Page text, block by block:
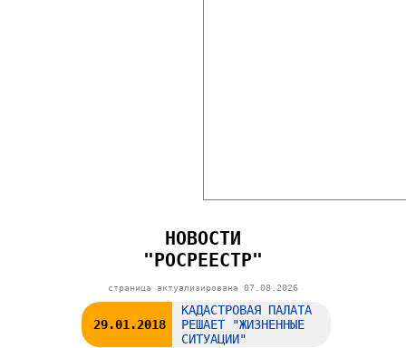
НОВОСТИ
"РОСРЕЕСТР"
страница актуализирована 07.08.2026
29.01.2018
КАДАСТРОВАЯ ПАЛАТА
РЕШАЕТ "ЖИЗНЕННЫЕ
СИТУАЦИИ"